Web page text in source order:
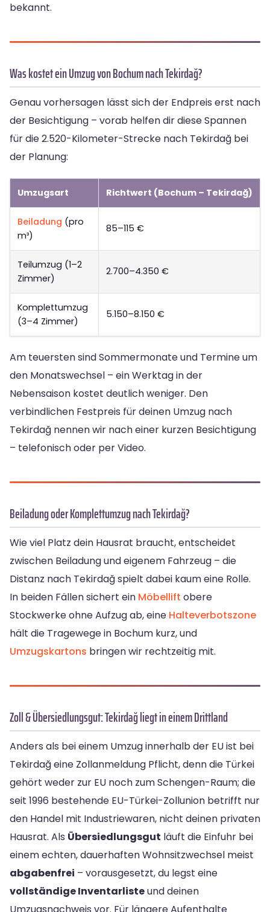
bekannt.
Was kostet ein Umzug von Bochum nach Tekirdağ?
Genau vorhersagen lässt sich der Endpreis erst nach
der Besichtigung – vorab helfen dir diese Spannen
für die 2.520-Kilometer-Strecke nach Tekirdağ bei
der Planung:
Umzugsart Richtwert (Bochum – Tekirdağ)
Beiladung (pro
m³)
85–115 €
Teilumzug (1–2
Zimmer)
2.700–4.350 €
Komplettumzug
(3–4 Zimmer)
5.150–8.150 €
Am teuersten sind Sommermonate und Termine um
den Monatswechsel – ein Werktag in der
Nebensaison kostet deutlich weniger. Den
verbindlichen Festpreis für deinen Umzug nach
Tekirdağ nennen wir nach einer kurzen Besichtigung
– telefonisch oder per Video.
Beiladung oder Komplettumzug nach Tekirdağ?
Wie viel Platz dein Hausrat braucht, entscheidet
zwischen Beiladung und eigenem Fahrzeug – die
Distanz nach Tekirdağ spielt dabei kaum eine Rolle.
In beiden Fällen sichert ein Möbellift obere
Stockwerke ohne Aufzug ab, eine Halteverbotszone
hält die Tragewege in Bochum kurz, und
Umzugskartons bringen wir rechtzeitig mit.
Zoll & Übersiedlungsgut: Tekirdağ liegt in einem Drittland
Anders als bei einem Umzug innerhalb der EU ist bei
Tekirdağ eine Zollanmeldung Pflicht, denn die Türkei
gehört weder zur EU noch zum Schengen-Raum; die
seit 1996 bestehende EU-Türkei-Zollunion betrifft nur
den Handel mit Industriewaren, nicht deinen privaten
Hausrat. Als Übersiedlungsgut läuft die Einfuhr bei
einem echten, dauerhaften Wohnsitzwechsel meist
abgabenfrei – vorausgesetzt, du legst eine
vollständige Inventarlisteund deinen